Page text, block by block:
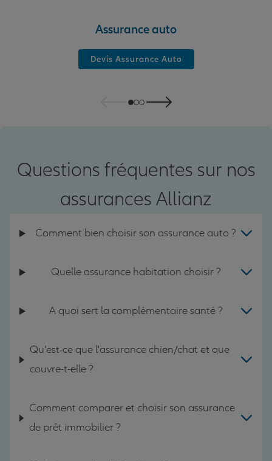
Assurance auto
Devis Assurance Auto
Questions fréquentes sur nos
assurances Allianz
Comment bien choisir son assurance auto ?
Quelle assurance habitation choisir ?
A quoi sert la complémentaire santé ?
Qu'est-ce que l'assurance chien/chat et que
couvre-t-elle ?
Comment comparer et choisir son assurance
de prêt immobilier ?